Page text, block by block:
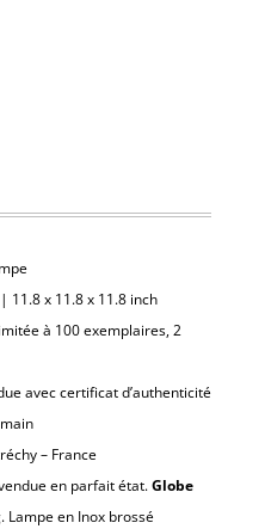
11.8 x 11.8 x 11.8 inch
à 100 exemplaires,2
avec certificat d’authenticité
– France
en parfait état.Globe
en Inox brossé